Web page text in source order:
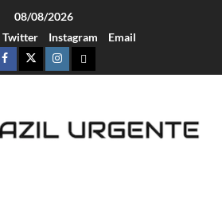
08/08/2026
Twitter Instagram Email